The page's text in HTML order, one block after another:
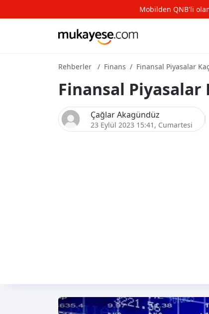
Mobilden QNB'li
Rehberler Finans Finansal Piyasalar
Finansal Piyasalar
Çağlar Akagündüz
23 Eylül 2023 15:41 , Cumartesi